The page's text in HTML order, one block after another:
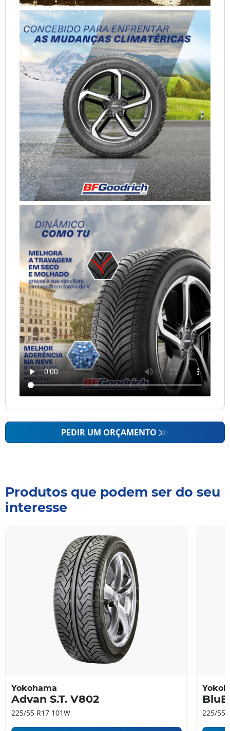
PEDIR UM ORÇAMENTO
Produtos que podem ser do seu
interesse
Yokohama
Advan S.T. V802
225/55 R17 101W 225/55